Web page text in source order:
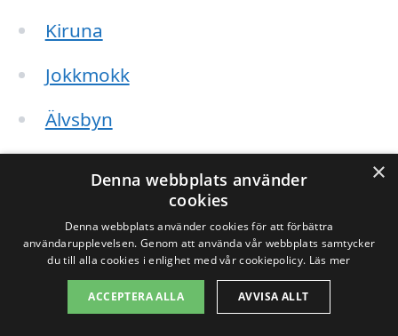
Kiruna
Jokkmokk
Älvsbyn
Piteå
Boden
×
Denna webbplats använder
cookies
Denna webbplats använder cookies för att förbättra
användarupplevelsen. Genom att använda vår webbplats samtycker
du till alla cookies i enlighet med vår cookiepolicy. Läs mer
ACCEPTERA ALLA AVVISA ALLT